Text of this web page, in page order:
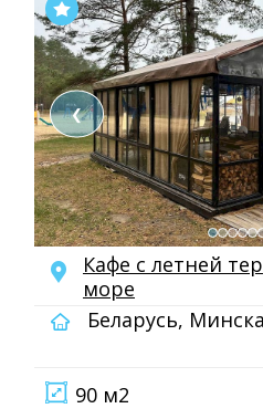
❮
Кафе с летней
море
Беларусь,
90 м2